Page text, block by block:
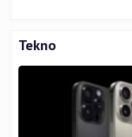
Tekno